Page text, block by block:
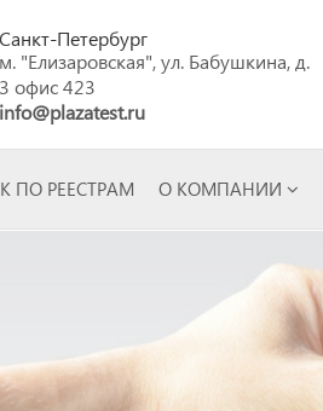
Санкт-Петербург
м. "Елизаровская", ул. Бабушкина, д.
3 офис 423
info@plazatest.ru
ПО РЕЕСТРАМ О КОМПАНИИ